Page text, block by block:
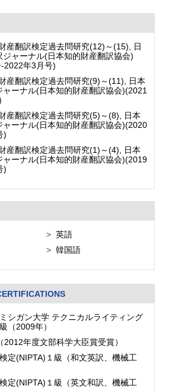
産翻訳検定過去問研究(12)～(15), 日
ジャーナル(日本知的財産翻訳協会)
2022年3月号)
産翻訳検定過去問研究(9)～(11), 日本
ャーナル(日本知的財産翻訳協会)(2021
産翻訳検定過去問研究(5)～(8), 日本
ャーナル(日本知的財産翻訳協会)(2020
)
産翻訳検定過去問研究(1)～(4), 日本
ャーナル(日本知的財産翻訳協会)(2019
)
英語
韓国語
シガン大学 テクニカルライティング
（2009年）
2012年度文部科学大臣賞受賞）
定(NIPTA)１級（和文英訳、機械工
定(NIPTA)１級（英文和訳、機械工